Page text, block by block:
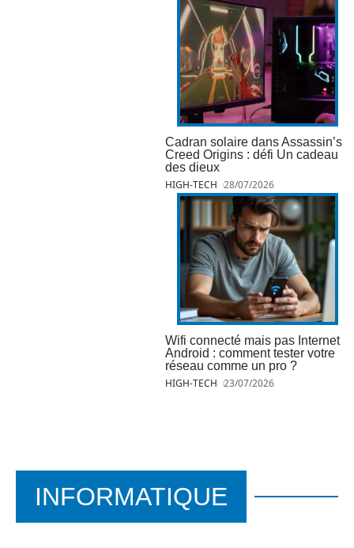
Cadran solaire dans Assassin’s
Creed Origins : défi Un cadeau
des dieux
HIGH-TECH 28/07/2026
Wifi connecté mais pas Internet
Android : comment tester votre
réseau comme un pro ?
HIGH-TECH 23/07/2026
INFORMATIQUE